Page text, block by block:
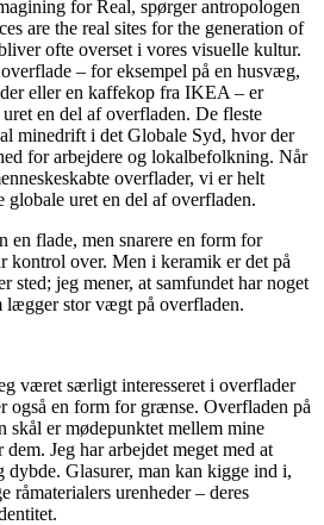
for Real, spørger antropologen
are the real sites for the generation of
ofte overset i vores visuelle kultur.
– for eksempel på en husvæg,
eller en kaffekop fra IKEA – er
en del af overfladen. De fleste
minedrift i det Globale Syd, hvor der
for arbejdere og lokalbefolkning. Når
overflader, vi er helt
globale uret en del af overfladen.
en flade, men snarere en form for
kontrol over. Men i keramik er det på
sted; jeg mener, at samfundet har noget
lægger stor vægt på overfladen.
været særligt interesseret i overflader
også en form for grænse. Overfladen på
skål er mødepunktet mellem mine
Jeg har arbejdet meget med at
Glasurer, man kan kigge ind i,
råmaterialers urenheder – deres